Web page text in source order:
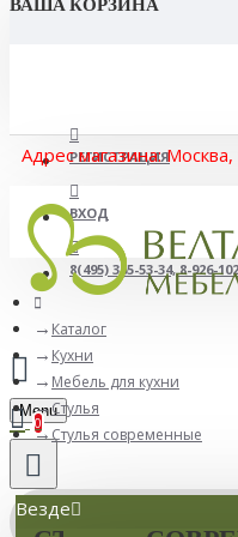
РЕГИСТРАЦИЯ
ВХОД
8(495) 365-53-34, 8-926-
Адрес магазина:
Menu
0
Везде
Каталог
Кухни
Мебель для кухни
Стулья
Стулья современные